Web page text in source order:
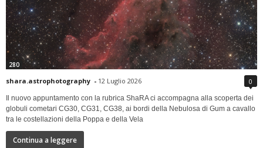
280
shara.astrophotography - 12 Luglio 2026 0
Il nuovo appuntamento con la rubrica ShaRA ci accompagna alla scoperta dei
globuli cometari CG30, CG31, CG38, ai bordi della Nebulosa di Gum a cavallo
tra le costellazioni della Poppa e della Vela
Continua a leggere